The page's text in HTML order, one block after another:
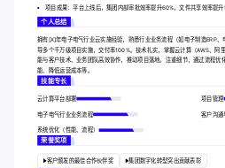
项目成果：平台上线后，集团内部审批效率提升60%，文件共享效率提升
个人总结
拥有[X]年电子电气行业云实施经验，熟悉行业业务流程（如电子制造ERP
导多个千万级项目实施，交付率100%。技术扎实，掌握云计算（AWS、阿
能与客户技术、业务团队高效协作，推动项目落地。注重细节，通过流程优
能、降低运营成本等。
技能专长
云计算平台部署 项目管理
电子电气行业业务流程 客户沟通
系统优化（性能、流程）
荣誉奖项
客户颁发的最佳合作伙伴奖 集团数字化转型突出贡献表彰